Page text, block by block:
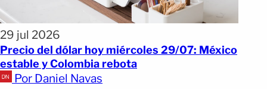
29 jul 2026
Precio del dólar hoy miércoles 29/07: México
estable y Colombia rebota
Por Daniel Navas